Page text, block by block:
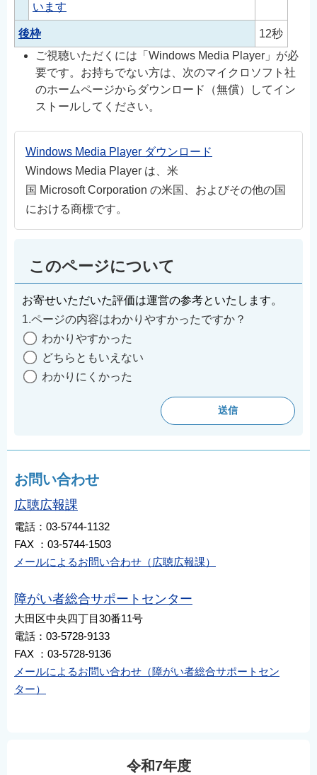
います
後枠
12秒
ご視聴いただくには「Windows Media Player」が必
要です。お持ちでない方は、次のマイクロソフト社
のホームページからダウンロード（無償）してイン
ストールしてください。
Windows Media Player ダウンロード
Windows Media Player は、米
国 Microsoft Corporation の米国、およびその他の国
における商標です。
このページについて
お寄せいただいた評価は運営の参考といたします。
1.ページの内容はわかりやすかったですか？
わかりやすかった
どちらともいえない
わかりにくかった
お問い合わせ
広聴広報課
電話：03-5744-1132
FAX ：03-5744-1503
メールによるお問い合わせ（広聴広報課）
障がい者総合サポートセンター
大田区中央四丁目30番11号
電話：03-5728-9133
FAX ：03-5728-9136
メールによるお問い合わせ（障がい者総合サポートセン
ター）
令和7年度